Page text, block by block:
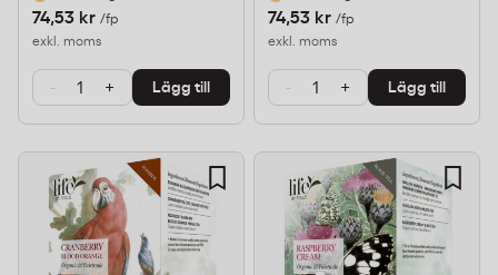
74,53 kr /fp
exkl. moms
- + Lägg till
74,53 kr /fp
exkl. moms
- + Lägg till